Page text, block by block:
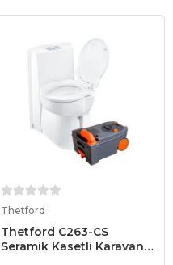
Thetford
Thetford C263-CS
Seramik Kasetli Karavan